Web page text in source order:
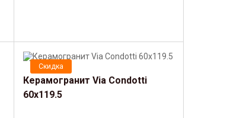
Скидка
Керамогранит Via Condotti
60х119.5